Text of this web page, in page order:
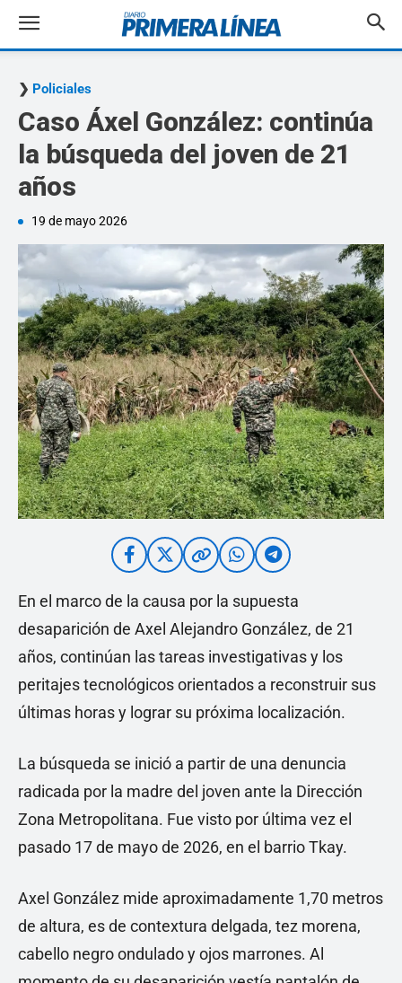
Policiales
Caso Áxel González: continúa
la búsqueda del joven de 21
años
19 de mayo 2026
En el marco de la causa por la supuesta
desaparición de Axel Alejandro González, de 21
años, continúan las tareas investigativas y los
peritajes tecnológicos orientados a reconstruir sus
últimas horas y lograr su próxima localización.
La búsqueda se inició a partir de una denuncia
radicada por la madre del joven ante la Dirección
Zona Metropolitana. Fue visto por última vez el
pasado 17 de mayo de 2026, en el barrio Tkay.
Axel González mide aproximadamente 1,70 metros
de altura, es de contextura delgada, tez morena,
cabello negro ondulado y ojos marrones. Al